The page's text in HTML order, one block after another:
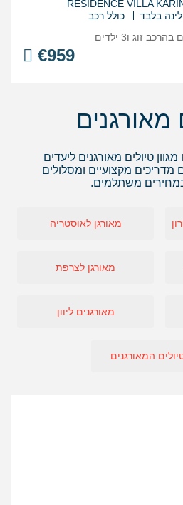
RESIDENCE VILLA
לינה בלבד כולל רכב
€959
בהרכבזוג ו3 ילדים
מאורגנים
טיולים מאורגנים ליעדים
מקצועיים ומסלולים
משתלמים.
מאורגן לאוסטריה
מאורגן לצרפת
מאורגנים ליוון
המאורגנים